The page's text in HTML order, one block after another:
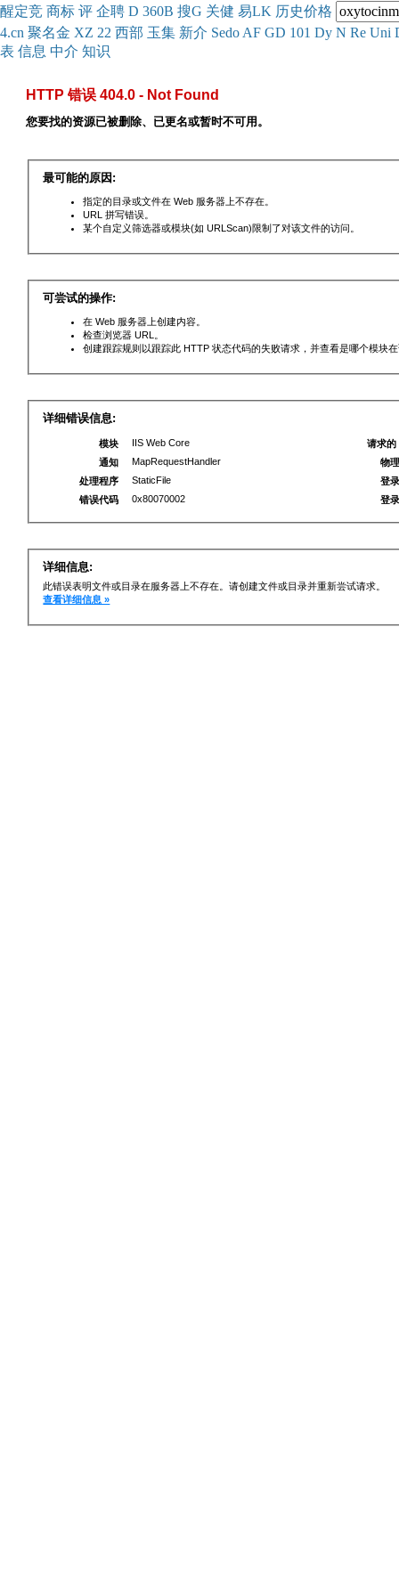
醒定竞 商标 评 企聘 D 360B 搜G 关健 易LK 历史价格
4.cn 聚名金 XZ 22 西部 玉集 新介 Sedo AF GD 101 Dy N Re Uni
表 信息 中介 知识